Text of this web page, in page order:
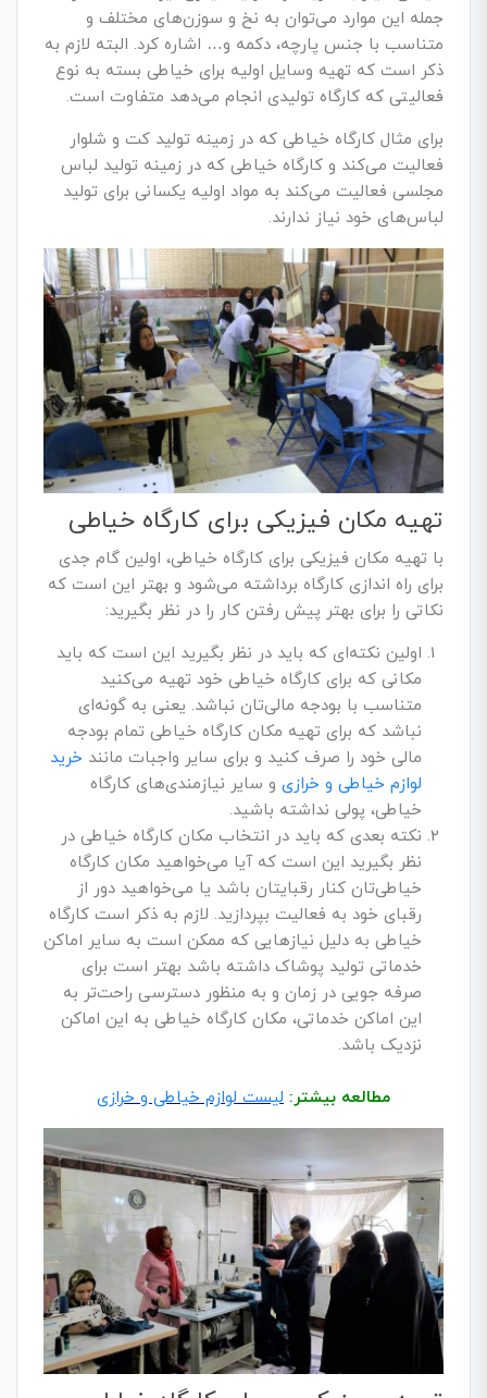
جمله این موارد می‌توان به نخ و سوزن‌های مختلف و
متناسب با جنس پارچه، دکمه و… اشاره کرد. البته لازم به
ذکر است که تهیه وسایل اولیه برای خیاطی بسته به نوع
فعالیتی که کارگاه تولیدی انجام می‌دهد متفاوت است.
برای مثال کارگاه خیاطی که در زمینه تولید کت و شلوار
فعالیت می‌کند و کارگاه خیاطی که در زمینه تولید لباس
مجلسی فعالیت می‌کند به مواد اولیه یکسانی برای تولید
لباس‌های خود نیاز ندارند.
تهیه مکان فیزیکی برای کارگاه خیاطی
با تهیه مکان فیزیکی برای کارگاه خیاطی، اولین گام جدی
برای راه اندازی کارگاه برداشته می‌شود و بهتر این است که
نکاتی را برای بهتر پیش رفتن کار را در نظر بگیرید:
اولین نکته‌ای که باید در نظر بگیرید این است که باید
مکانی که برای کارگاه خیاطی خود تهیه می‌کنید
متناسب با بودجه مالی‌تان نباشد. یعنی به‌ گونه‌ای
نباشد که برای تهیه مکان کارگاه خیاطی تمام بودجه
مالی خود را صرف کنید و برای سایر واجبات مانند خرید
لوازم خیاطی و خرازی و سایر نیازمندی‌های کارگاه
خیاطی، پولی نداشته باشید.
نکته بعدی که باید در انتخاب مکان کارگاه خیاطی در
نظر بگیرید این است که آیا می‌خواهید مکان کارگاه
خیاطی‌تان کنار رقبایتان باشد یا می‌خواهید دور از
رقبای خود به فعالیت بپردازید. لازم به ذکر است کارگاه
خیاطی به دلیل نیازهایی که ممکن است به سایر اماکن
خدماتی تولید پوشاک داشته باشد بهتر است برای
صرفه جویی در زمان و به منظور دسترسی راحت‌تر به
این اماکن خدماتی، مکان کارگاه خیاطی به این اماکن
نزدیک باشد.
مطالعه بیشتر: لیست لوازم خیاطی و خرازی